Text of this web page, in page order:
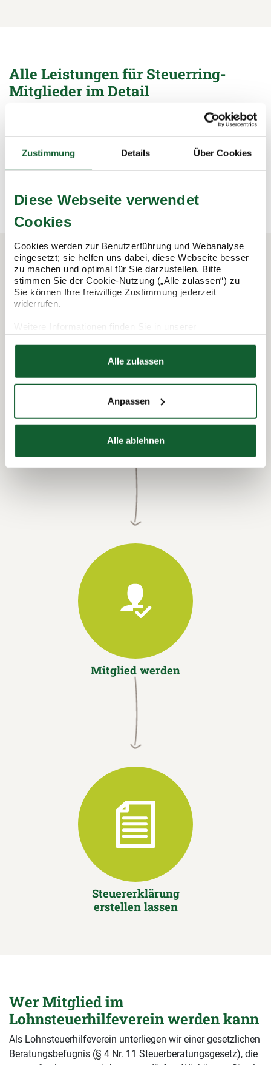
Zustimmung Details Über Cookies
Diese Webseite verwendet
Cookies
Cookies werden zur Benutzerführung und Webanalyse
eingesetzt; sie helfen uns dabei, diese Webseite besser
zu machen und optimal für Sie darzustellen. Bitte
stimmen Sie der Cookie-Nutzung („Alle zulassen“) zu –
Sie können Ihre freiwillige Zustimmung jederzeit
widerrufen.
Datenschutzerklärung
Alle zulassen
Anpassen
Alle ablehnen
Alle Leistungen für Steuerring-
Mitglieder im Detail
Steuerermäßigungen beantragen, Bescheide prüfen – wir
übernehmen alle Arbeiten rund um die Steuererklärung und
sichern damit Ihre Steuervorteile.
In 3 Schritten zur Steuererklärung.
So funktioniert's:
Termin vereinbaren
Mitglied werden
Steuererklärung
erstellen lassen
Wer Mitglied im
Lohnsteuerhilfeverein werden kann
Als Lohnsteuerhilfeverein unterliegen wir einer gesetzlichen
Beratungsbefugnis (§ 4 Nr. 11 Steuerberatungsgesetz), die